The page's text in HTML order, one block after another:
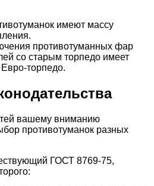
имеют массу
противотуманных фар
со старым торпедо имеет
торпедо.
вашему вниманию
противотуманок разных
ГОСТ 8769-75,